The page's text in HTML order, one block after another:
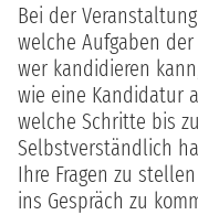
Bei der
welche Aufgaben
wer kandidieren
wie eine Kandidatur
welche Schritte bis
Selbstverständlich
Ihre Fragen zu
ins Gespräch zu